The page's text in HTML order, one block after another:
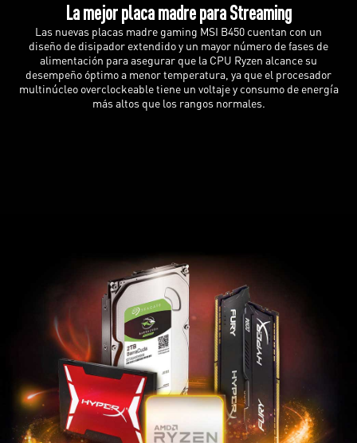
La mejor placa madre para Streaming
Las nuevas placas madre gaming MSI B450 cuentan con un
diseño de disipador extendido y un mayor número de fases de
alimentación para asegurar que la CPU Ryzen alcance su
desempeño óptimo a menor temperatura, ya que el procesador
multinúcleo overclockeable tiene un voltaje y consumo de energía
más altos que los rangos normales.